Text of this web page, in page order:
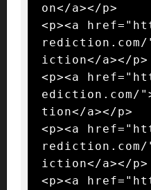
on</a></p>
<p><a
rediction.com/
iction</a></p>
<p><a
ediction.com/
tion</a></p>
<p><a
rediction.com/
iction</a></p>
<p><a